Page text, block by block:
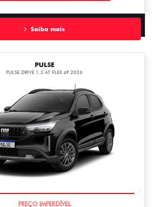
Saiba mais
PULSE
PULSE DRIVE 1.3 AT FLEX 4P 2026
MAIS BARATO DO BRASIL